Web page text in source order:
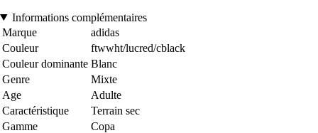
Informations complémentaires
Marque
adidas
Couleur
ftwwht/lucred/cblack
Couleur dominante Blanc
Genre
Mixte
Age
Adulte
Caractéristique
Terrain sec
Gamme
Copa